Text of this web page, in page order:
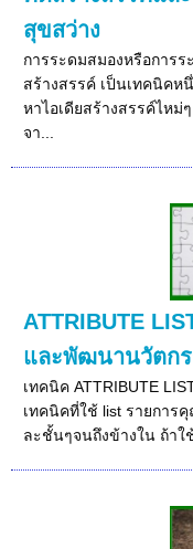
สุขสว่าง
การระดมสมองหรือการร
สร้างสรรค์ เป็นเทคนิคห
หาไอเดียสร้างสรรค์ไห
จา...
ATTRIBUTE
และพัฒนานวัตก
เทคนิค ATTRIBUTE
เทคนิคที่ใช้ list รายการ
ละชั้นๆจนถึงข้างใน ถ้าใ